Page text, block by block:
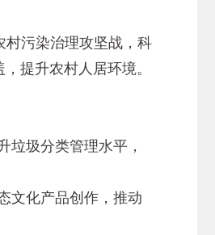
污染治理攻坚战，科
提升农村人居环境。
圾分类管理水平，
文化产品创作，推动